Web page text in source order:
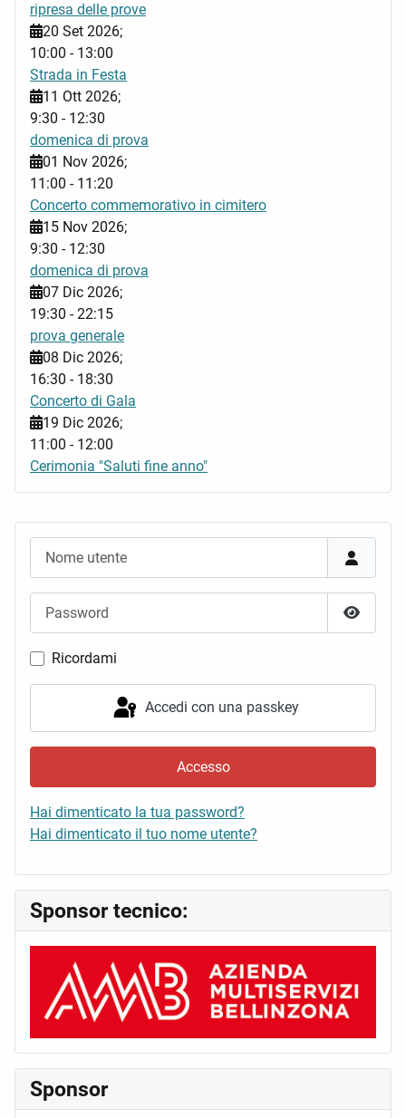
Mostra
Ricordami
Accedi con una passkey
Accesso
Hai dimenticato la tua password?
Hai dimenticato il tuo nome utente?
Sponsor tecnico:
Sponsor
ripresa delle prove
20 Set 2026;
10:00 - 13:00
Strada in Festa
11 Ott 2026;
9:30 - 12:30
domenica di prova
01 Nov 2026;
11:00 - 11:20
Concerto commemorativo in cimitero
15 Nov 2026;
9:30 - 12:30
domenica di prova
07 Dic 2026;
19:30 -22:15
prova generale
08 Dic 2026;
16:30 - 18:30
Concerto di Gala
19 Dic 2026;
11:00 - 12:00
Cerimonia "Saluti fine anno"